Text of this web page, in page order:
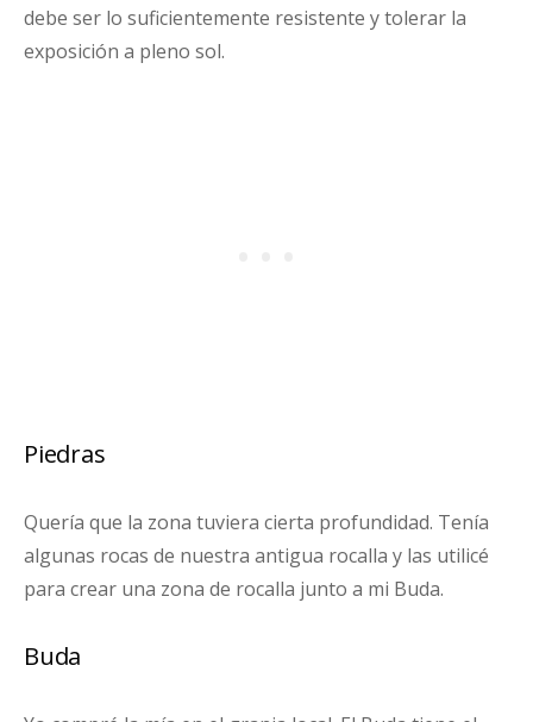
debe ser lo suficientemente resistente y tolerar la
exposición a pleno sol.
Piedras
Quería que la zona tuviera cierta profundidad. Tenía
algunas rocas de nuestra antigua rocalla y las utilicé
para crear una zona de rocalla junto a mi Buda.
Buda